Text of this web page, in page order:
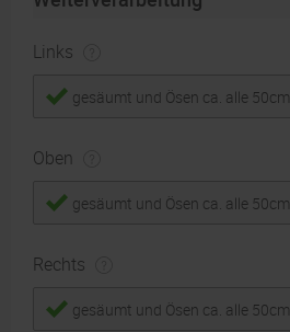
Links
gesäumt und Ösen ca. alle 50cm
Oben
gesäumt und Ösen ca. alle 50cm
Rechts
gesäumt und Ösen ca. alle 50cm